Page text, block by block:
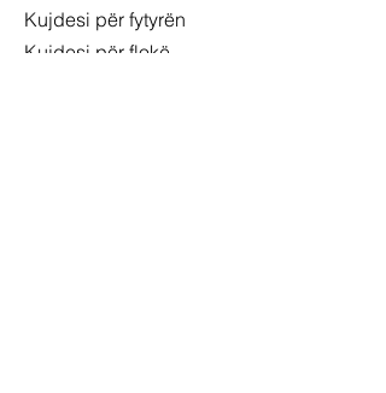
Kujdesi për fytyrën
Kujdesi për flokë